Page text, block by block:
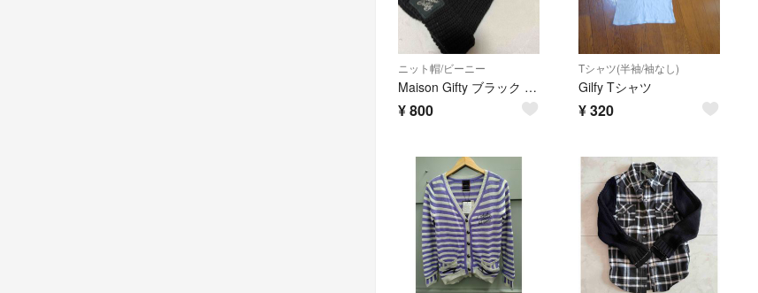
ニット帽/ビーニー
Maison Gifty ブラック ニット帽 ポンポン付き
¥800
Tシャツ(半袖/袖なし)
Gilfy Tシャツ
¥320